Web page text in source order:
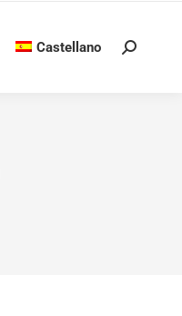
Castellano Buscar: